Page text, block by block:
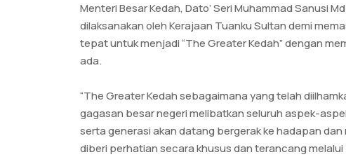
Menteri Besar Kedah, Dato’ Seri Muhammad Sanusi
dilaksanakan oleh Kerajaan Tuanku Sultan demi
tepat untuk menjadi “The Greater Kedah” dengan
ada.
“The Greater Kedah sebagaimana yang telah
gagasan besar negeri melibatkan seluruh aspek-
serta generasi akan datang bergerak ke hadapan
diberi perhatian secara khusus dan terancang